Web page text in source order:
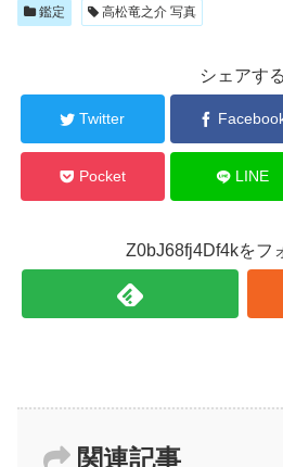
鑑定 高松竜之介 写真
シェアする
Twitter
Pocket LINE
Z0bJ68fj4Df4kをフ
関連記事